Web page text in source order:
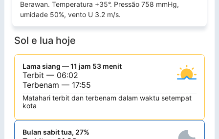
Berawan. Temperatura +35°. Pressão 758 mmHg,
umidade 50%, vento U 3.2 m/s.
Sol e lua hoje
Lama siang — 11 jam 53 menit
Terbit — 06:02
Terbenam — 17:55
Matahari terbit dan terbenam dalam waktu setempat
kota
Bulan sabit tua, 27%